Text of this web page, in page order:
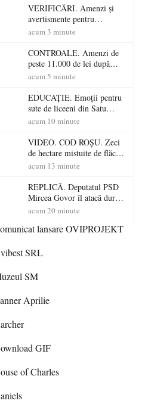
VERIFICĂRI. Amenzi și
avertismente pentru
crescătorii de animale din
controale în toate
gospodăriile și face apel la
respectarea legii
acum 3 minute
CONTROALE. Amenzi de
peste 11.000 de lei după
controalele DSVSA Satu
cantină, sancționate pentru
nereguli
acum 5 minute
EDUCAȚIE. Emoții pentru
sute de liceeni din Satu
Mare! Începe BAC-ul de
acum 10 minute
VIDEO. COD ROȘU. Zeci
de hectare mistuite de flăcări
în Satu Mare! Pompierii au
contracronometru pentru a
salva o pădure de la dezastru
acum 13 minute
REPLICĂ. Deputatul PSD
Mircea Govor îl atacă dur
pe Ilie Bolojan: „Românii
indicatori economici”
acum 20 minute